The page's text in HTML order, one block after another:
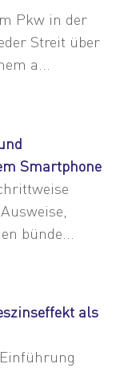
Pkw in der
Streit über
a...
Smartphone
bünde...
als